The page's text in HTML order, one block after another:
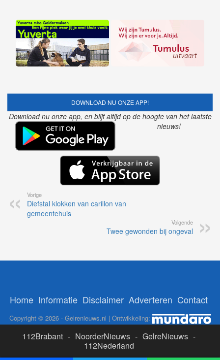
DOWNLOAD NU ONZE APP!
Download nu onze app, en blijf altijd op de hoogte van het laatste
nieuws!
Vorige
Diefstal klokken van carillon van
gemeentehuis
Volgende
Twee gewonden bij ongeval
Home Informatie Disclaimer Adverteren Contact
Copyright © 2026 - Gelrenieuws.nl | Ontwikkeling:
112Brabant - NoorderNieuws - GelreNieuws -
112Nederland